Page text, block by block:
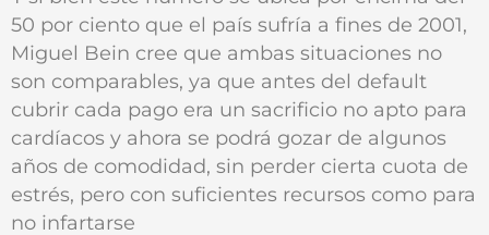
50 por ciento que el país sufría a fines de 2001,
Miguel Bein cree que ambas situaciones no
son comparables, ya que antes del default
cubrir cada pago era un sacrificio no apto para
cardíacos y ahora se podrá gozar de algunos
años de comodidad, sin perder cierta cuota de
estrés, pero con suficientes recursos como para
no infartarse